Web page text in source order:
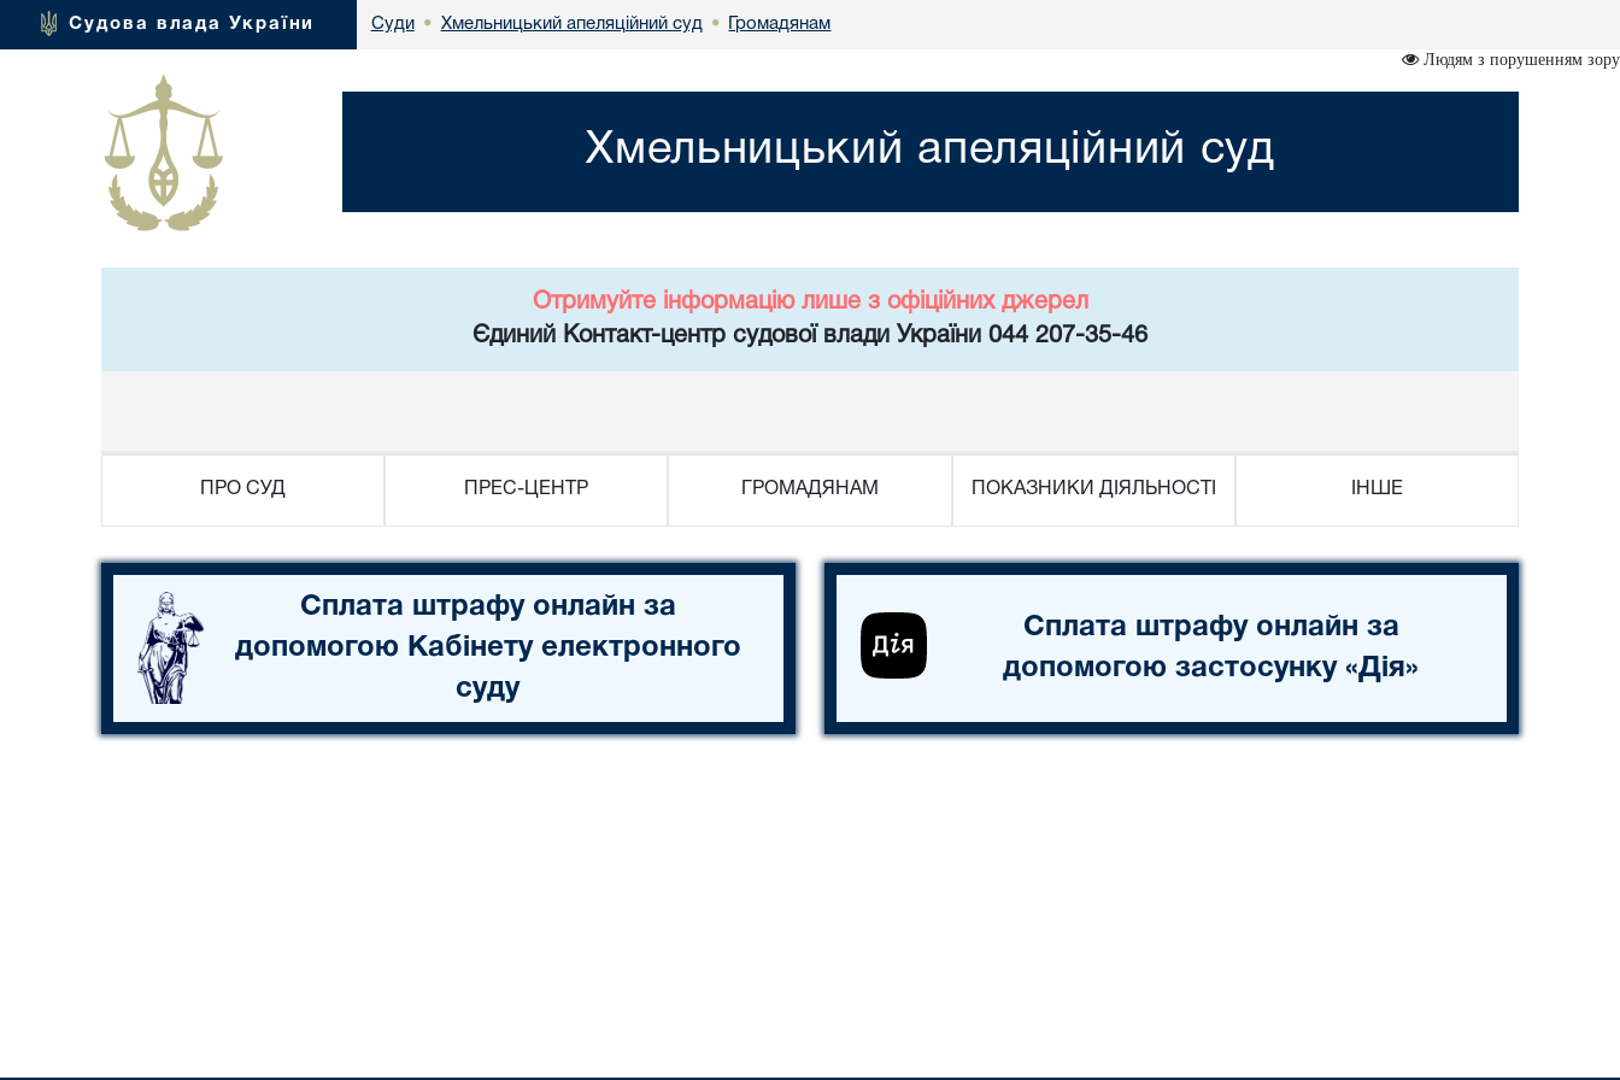
Судова влада України Суди • Хмельницький апеляційний суд • Громадянам
Людям з порушенням зору
Хмельницький апеляційний суд
Отримуйте інформацію лише з офіційних джерел
Єдиний Контакт-центр судової влади України 044 207-35-46
ПРО СУД ПРЕС-ЦЕНТР ГРОМАДЯНАМ ПОКАЗНИКИ ДІЯЛЬНОСТІ ІНШЕ
Сплата штрафу онлайн за
допомогою Кабінету електронного
суду
Сплата штрафу онлайн за
допомогою застосунку «Дія»